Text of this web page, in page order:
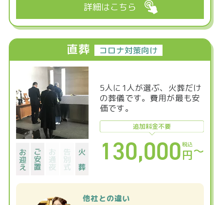
詳細はこちら
直葬 コロナ対策向け
5人に1人が選ぶ、火葬だけ
の葬儀です。費用が最も安
価です。
追加料金不要
130,000 税込
円〜
他社との違い